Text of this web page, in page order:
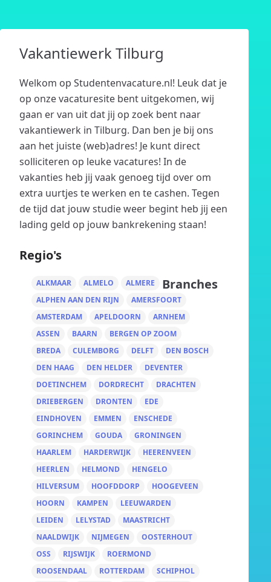
Vakantiewerk Tilburg
Welkom op Studentenvacature.nl! Leuk dat je
op onze vacaturesite bent uitgekomen, wij
gaan er van uit dat jij op zoek bent naar
vakantiewerk in Tilburg. Dan ben je bij ons
aan het juiste (web)adres! Je kunt direct
solliciteren op leuke vacatures! In de
vakanties heb jij vaak genoeg tijd over om
extra uurtjes te werken en te cashen. Tegen
de tijd dat jouw studie weer begint heb jij een
lading geld op jouw bankrekening staan!
Regio's
ALKMAAR ALMELO
ALMERE
ALPHEN AAN DEN RIJN
AMERSFOORT
AMSTERDAM
APELDOORN
ARNHEM
ASSEN
BAARN
BERGEN OP ZOOM
BREDA
CULEMBORG DELFT
DEN BOSCH
DEN HAAG
DEN HELDER
DEVENTER
DOETINCHEM
DORDRECHT
DRACHTEN
DRIEBERGEN
DRONTEN
EDE
EINDHOVEN
EMMEN
ENSCHEDE
GORINCHEM
GOUDA
GRONINGEN
HAARLEM
HARDERWIJK
HEERENVEEN
HEERLEN
HELMOND
HENGELO
HILVERSUM
HOOFDDORP
HOOGEVEEN
HOORN
KAMPEN
LEEUWARDEN
LEIDEN
LELYSTAD
MAASTRICHT
NAALDWIJK
NIJMEGEN
OOSTERHOUT
OSS
RIJSWIJK
ROERMOND
ROOSENDAAL
ROTTERDAM
SCHIPHOL
Branches